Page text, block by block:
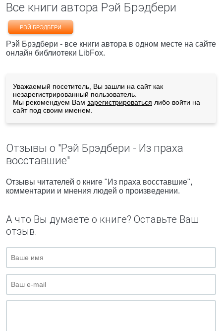
Все книги автора Рэй Брэдбери
РЭЙ БРЭДБЕРИ
Рэй Брэдбери - все книги автора в одном месте на сайте
онлайн библиотеки LibFox.
Уважаемый посетитель, Вы зашли на сайт как
незарегистрированный пользователь.
Мы рекомендуем Вам зарегистрироваться либо войти на
сайт под своим именем.
Отзывы о "Рэй Брэдбери - Из праха
восставшие"
Отзывы читателей о книге "Из праха восставшие",
комментарии и мнения людей о произведении.
А что Вы думаете о книге? Оставьте Ваш
отзыв.